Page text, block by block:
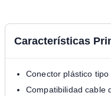
Características
Conector plástico
Compatibilidad cable